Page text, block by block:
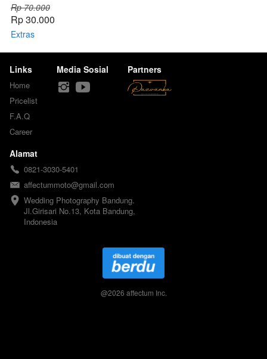
Rp 70.000
Rp 30.000
Extras
Links
Home
Pricelist
F.A.Q
Career
Media Sosial Partners
Alamat
0821-3030-5401
affectummoto@gmail.com
Wedding Photography Bandung.
Jl.Girisari No.13, Kota Bandung,
Indonesia
@2026 affectum Inc.